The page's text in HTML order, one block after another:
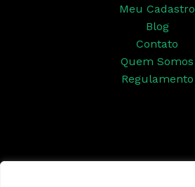
Meu Cadastro
Blog
Contato
Quem Somos
Regulamento